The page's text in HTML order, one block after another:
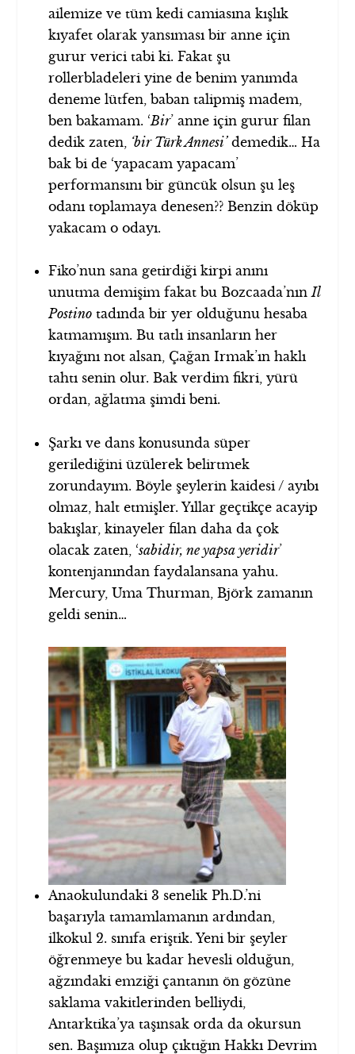
ailemize ve tüm kedi camiasına kışlık
kıyafet olarak yansıması bir anne için
gurur verici tabi ki. Fakat şu
rollerbladeleri yine de benim yanımda
deneme lütfen, baban talipmiş madem,
ben bakamam. ‘Bir’ anne için gurur filan
dedik zaten, ‘bir Türk Annesi’demedik… Ha
bak bi de ‘yapacam yapacam’
performansını bir güncük olsun şu leş
odanı toplamaya denesen?? Benzin döküp
yakacam o odayı.
Fiko’nun sana getirdiği kirpi anını
unutma demişim fakat bu Bozcaada’nınIl
Postinotadında bir yer olduğunu hesaba
katmamışım. Bu tatlı insanların her
kıyağını not alsan, Çağan Irmak’ın haklı
tahtı senin olur. Bak verdim fikri, yürü
ordan, ağlatma şimdi beni.
Şarkı ve dans konusunda süper
gerilediğini üzülerek belirtmek
zorundayım. Böyle şeylerin kaidesi / ayıbı
olmaz, halt etmişler. Yıllar geçtikçe acayip
bakışlar, kinayeler filan daha da çok
olacak zaten, ‘sabidir, ne yapsa yeridir’
kontenjanından faydalansana yahu.
Mercury, Uma Thurman, Björk zamanın
geldi senin…
Anaokulundaki 3 senelik Ph.D.’ni
başarıyla tamamlamanın ardından,
ilkokul 2. sınıfa eriştik. Yeni bir şeyler
öğrenmeye bu kadar hevesli olduğun,
ağzındaki emziği çantanın ön gözüne
saklama vakitlerinden belliydi,
Antarktika’ya taşınsak orda da okursun
sen. Başımıza olup çıktığın Hakkı Devrim